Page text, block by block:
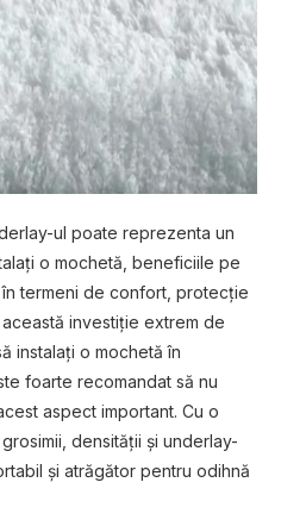
ul poate reprezenta un
o mochetă, beneficiile pe
termeni de confort, protecție
investiție extrem de
instalați o mochetă în
foarte recomandat să nu
aspect important. Cu o
densității și underlay-
și atrăgător pentru odihnă